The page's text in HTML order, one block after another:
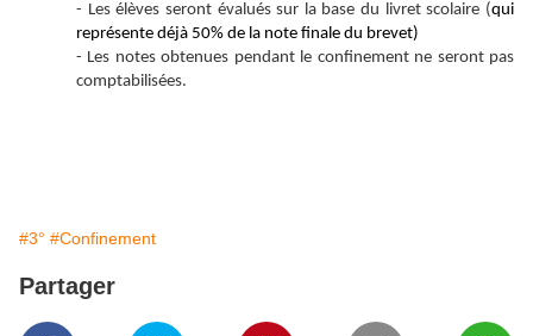
- Les élèves seront évalués sur la base du livret scolaire (qui
représente déjà 50% de la note finale du brevet)
- Les notes obtenues pendant le confinement ne seront pas
comptabilisées.
#3° #Confinement
Partager